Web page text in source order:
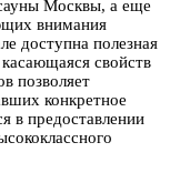
Москвы, а еще
внимания
доступна полезная
свойств
позволяет
конкретное
в предоставлении